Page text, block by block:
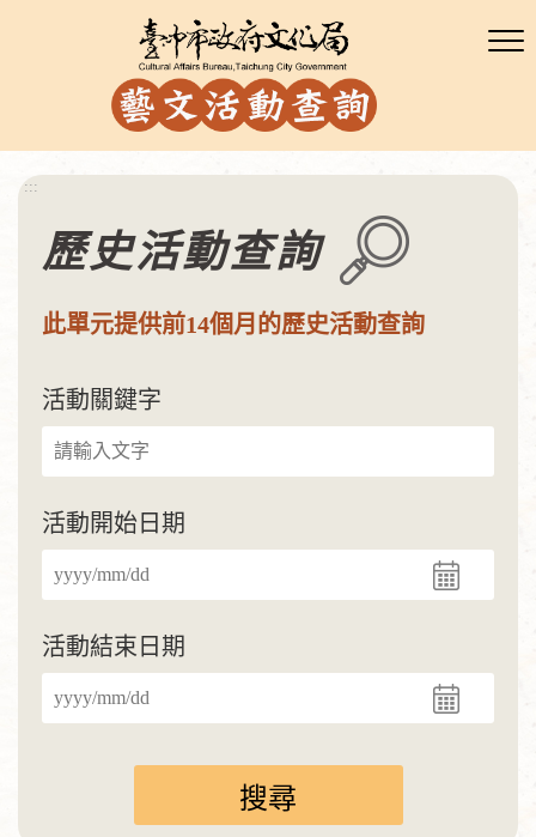
:::
歷史活動查詢
此單元提供前14個月的歷史活動查詢
活動關鍵字
活動開始日期
活動結束日期